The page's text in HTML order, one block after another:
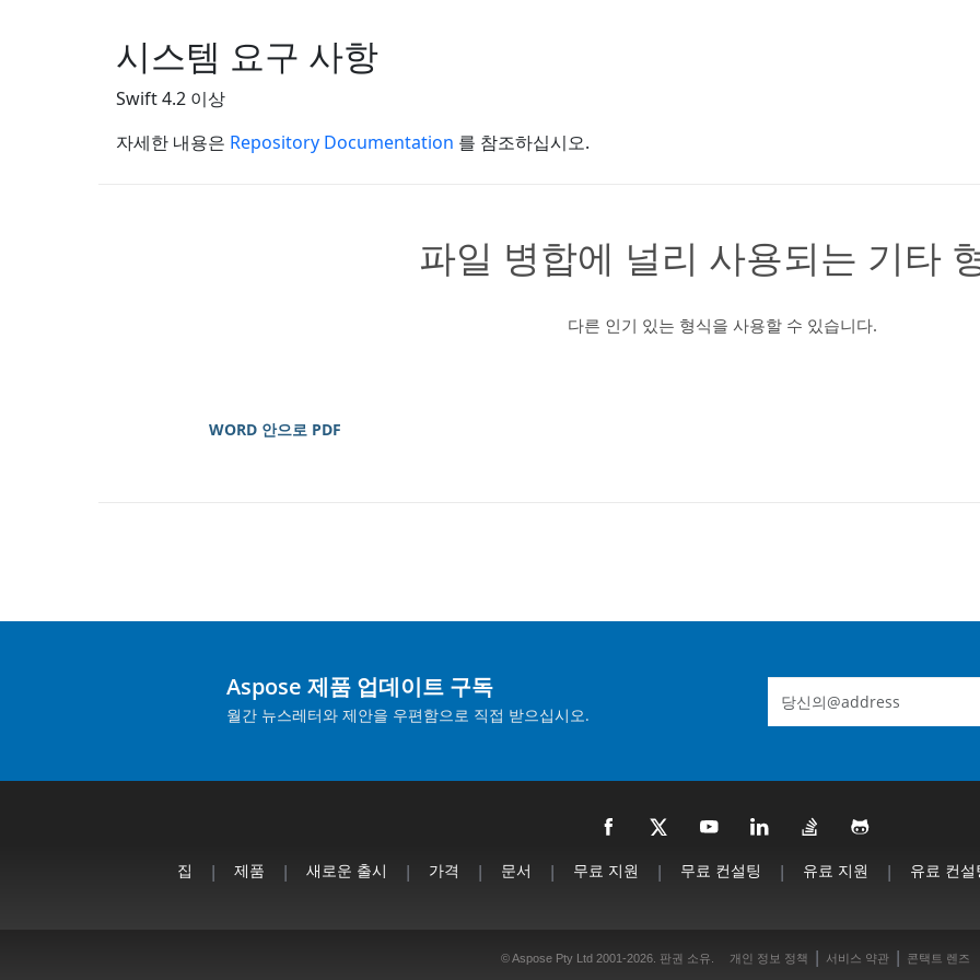
시스템 요구 사항
Swift 4.2 이상
자세한 내용은 Repository Documentation 를 참조하십시오.
파일 병합에 널리 사용되는 기타
다른 인기 있는 형식을 사용할 수 있습니다.
WORD 안으로 PDF
Aspose 제품 업데이트 구독
월간 뉴스레터와 제안을 우편함으로 직접 받으십시오.
집 | 제품 | 새로운 출시 | 가격 | 문서 | 무료 지원 | 무료 컨설팅 | 유료 지원 | 유료 컨설
© Aspose Pty Ltd 2001-2026. 판권 소유. 개인 정보 정책 | 서비스 약관 | 콘택트 렌즈